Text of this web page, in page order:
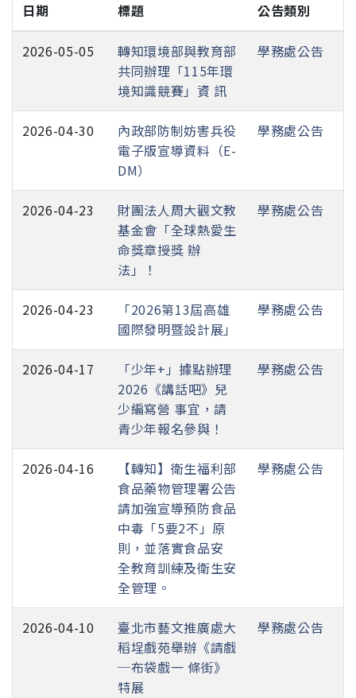
日期 標題 公告類別
2026-05-05
轉知環境部與教育部
共同辦理「115年環
境知識競賽」資 訊
學務處公告
2026-04-30
內政部防制妨害兵役
電子版宣導資料（E-
DM）
學務處公告
2026-04-23
財團法人周大觀文教
基金會「全球熱愛生
命獎章授獎 辦
法」！
學務處公告
2026-04-23
「2026第13屆高雄
國際發明暨設計展」
學務處公告
2026-04-17
「少年+」據點辦理
2026《講話吧》兒
少編寫營 事宜，請
青少年報名參與！
學務處公告
2026-04-16
【轉知】衛生福利部
食品藥物管理署公告
請加強宣導預防食品
中毒「5要2不」原
則，並落實食品安
全教育訓練及衛生安
全管理。
學務處公告
2026-04-10
臺北市藝文推廣處大
稻埕戲苑舉辦《請戲
─布袋戲一 條街》
特展
學務處公告